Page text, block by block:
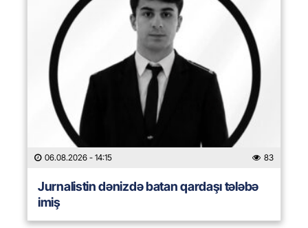
06.08.2026 - 14:15 83
Jurnalistin dənizdə batan qardaşı tələbə
imiş